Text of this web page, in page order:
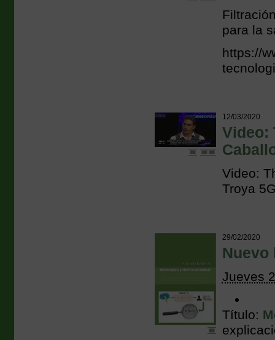
para la
https://
12/03/2020
Video:
Video:
Troya
29/02/2020
Jueves
Título: